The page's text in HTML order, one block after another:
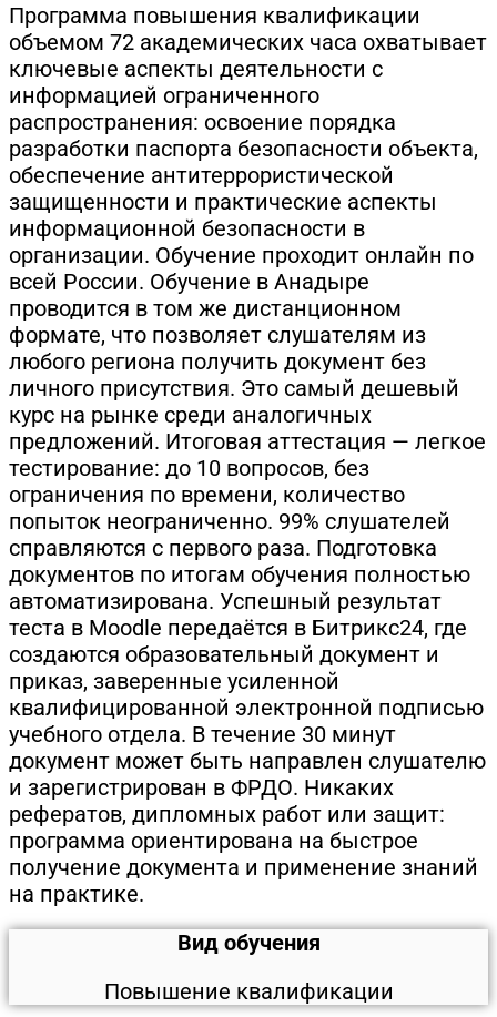
Программа повышения квалификации
объемом 72 академических часа охватывает
ключевые аспекты деятельности с
информацией ограниченного
распространения: освоение порядка
разработки паспорта безопасности объекта,
обеспечение антитеррористической
защищенности и практические аспекты
информационной безопасности в
организации. Обучение проходит онлайн по
всей России. Обучение в Анадыре
проводится в том же дистанционном
формате, что позволяет слушателям из
любого региона получить документ без
личного присутствия. Это самый дешевый
курс на рынке среди аналогичных
предложений. Итоговая аттестация — легкое
тестирование: до 10 вопросов, без
ограничения по времени, количество
попыток неограниченно. 99% слушателей
справляются с первого раза. Подготовка
документов по итогам обучения полностью
автоматизирована. Успешный результат
теста в Moodle передаётся в Битрикс24, где
создаются образовательный документ и
приказ, заверенные усиленной
квалифицированной электронной подписью
учебного отдела. В течение 30 минут
документ может быть направлен слушателю
и зарегистрирован в ФРДО. Никаких
рефератов, дипломных работ или защит:
программа ориентирована на быстрое
получение документа и применение знаний
на практике.
Вид обучения
Повышение квалификации